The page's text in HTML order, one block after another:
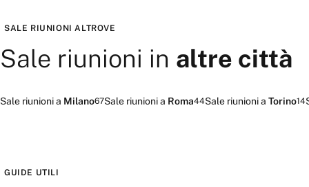
SALE RIUNIONI ALTROVE
Sale riunioni in altre città
Sale riunionia Milano67Sale riunionia Roma44Sale riunionia Torino14
GUIDE UTILI